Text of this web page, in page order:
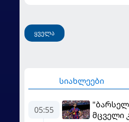
ყველა
სიახლეები
05:55
მცველი